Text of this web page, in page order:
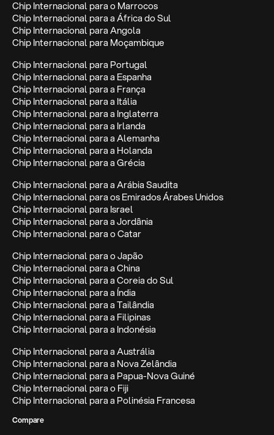
Chip Internacional para o Marrocos
Chip Internacional para a África do Sul
Chip Internacional para Angola
Chip Internacional para Moçambique
Chip Internacional para Portugal
Chip Internacional para a Espanha
Chip Internacional para a França
Chip Internacional para a Itália
Chip Internacional para a Inglaterra
Chip Internacional para a Irlanda
Chip Internacional para a Alemanha
Chip Internacional para a Holanda
Chip Internacional para a Grécia
Chip Internacional para a Arábia Saudita
Chip Internacional para os Emirados Árabes Unidos
Chip Internacional para Israel
Chip Internacional para a Jordânia
Chip Internacional para o Catar
Chip Internacional para o Japão
Chip Internacional para a China
Chip Internacional para a Coreia do Sul
Chip Internacional para a Índia
Chip Internacional para a Tailândia
Chip Internacional para a Filipinas
Chip Internacional para a Indonésia
Chip Internacional para a Austrália
Chip Internacional para a Nova Zelândia
Chip Internacional para a Papua-Nova Guiné
Chip Internacional para o Fiji
Chip Internacional para a Polinésia Francesa
Compare